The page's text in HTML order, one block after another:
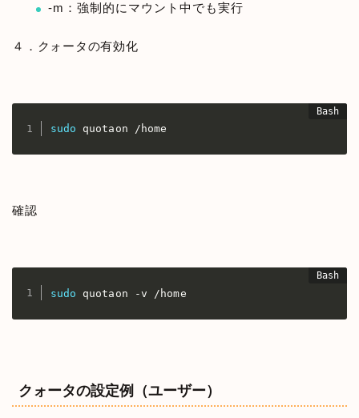
-m：強制的にマウント中でも実行
４．クォータの有効化
sudo quotaon /home
確認
sudo quotaon -v /home
クォータの設定例（ユーザー）